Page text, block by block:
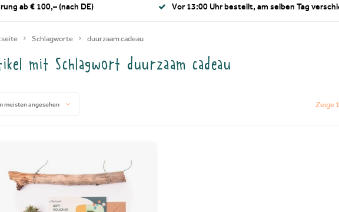
ab € 100,– (nach DE) Vor 13:00 Uhr bestellt, am selben Tag
Schlagworte duurzaam cadeau
mit Schlagwort duurzaam cadeau
meisten angesehen Zeige